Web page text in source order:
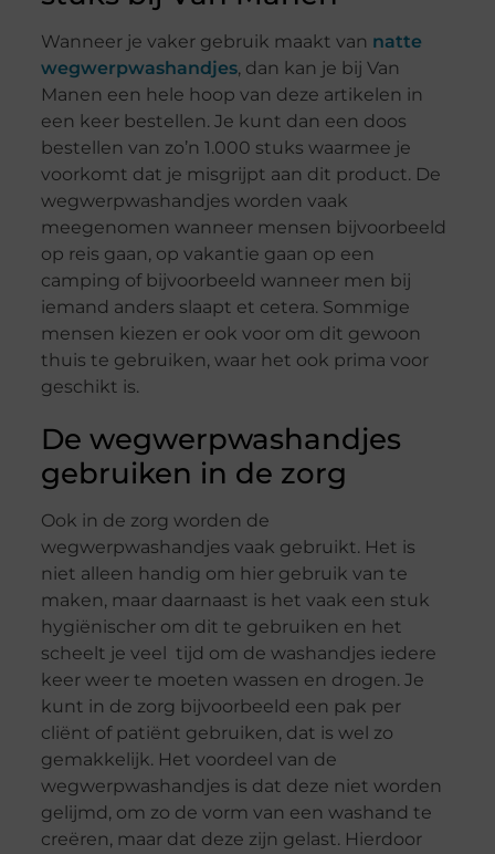
Wanneer je vaker gebruik maakt van natte
wegwerpwashandjes, dan kan je bij Van
Manen een hele hoop van deze artikelen in
een keer bestellen. Je kunt dan een doos
bestellen van zo’n 1.000 stuks waarmee je
voorkomt dat je misgrijpt aan dit product. De
wegwerpwashandjes worden vaak
meegenomen wanneer mensen bijvoorbeeld
op reis gaan, op vakantie gaan op een
camping of bijvoorbeeld wanneer men bij
iemand anders slaapt et cetera. Sommige
mensen kiezen er ook voor om dit gewoon
thuis te gebruiken, waar het ook prima voor
geschikt is.
De wegwerpwashandjes
gebruiken in de zorg
Ook in de zorg worden de
wegwerpwashandjes vaak gebruikt. Het is
niet alleen handig om hier gebruik van te
maken, maar daarnaast is het vaak een stuk
hygiënischer om dit te gebruiken en het
scheelt je veel tijd om de washandjes iedere
keer weer te moeten wassen en drogen. Je
kunt in de zorg bijvoorbeeld een pak per
cliënt of patiënt gebruiken, dat is wel zo
gemakkelijk. Het voordeel van de
wegwerpwashandjes is dat deze niet worden
gelijmd, om zo de vorm van een washand te
creëren, maar dat deze zijn gelast. Hierdoor